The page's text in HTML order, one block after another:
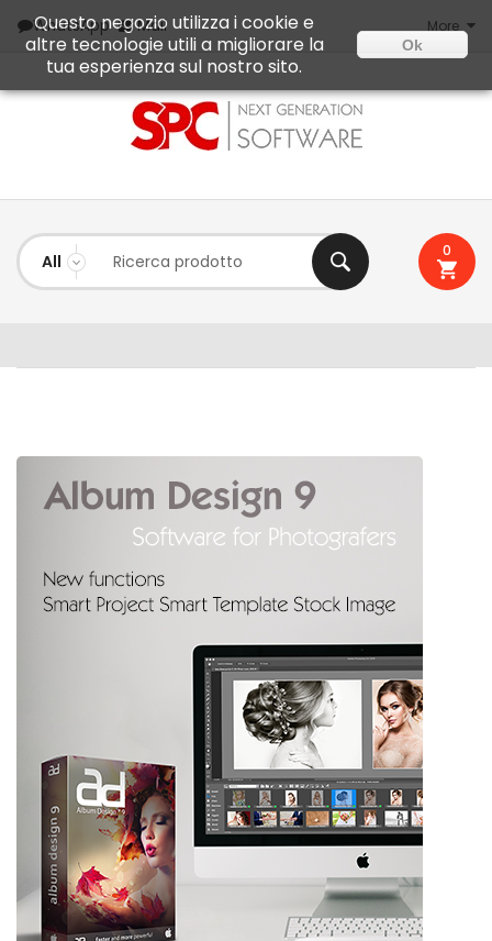
WhatsApp Mail More
0
Questo negozio utilizza i cookie e
altre tecnologie utili a migliorare la
tua esperienza sul nostro sito.
Ok